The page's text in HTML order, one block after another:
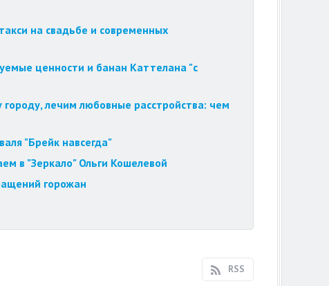
на свадьбе и современных
ценности и банан Каттелана "с
лечим любовные расстройства: чем
"Брейк навсегда"
в "Зеркало" Ольги Кошелевой
горожан
RSS